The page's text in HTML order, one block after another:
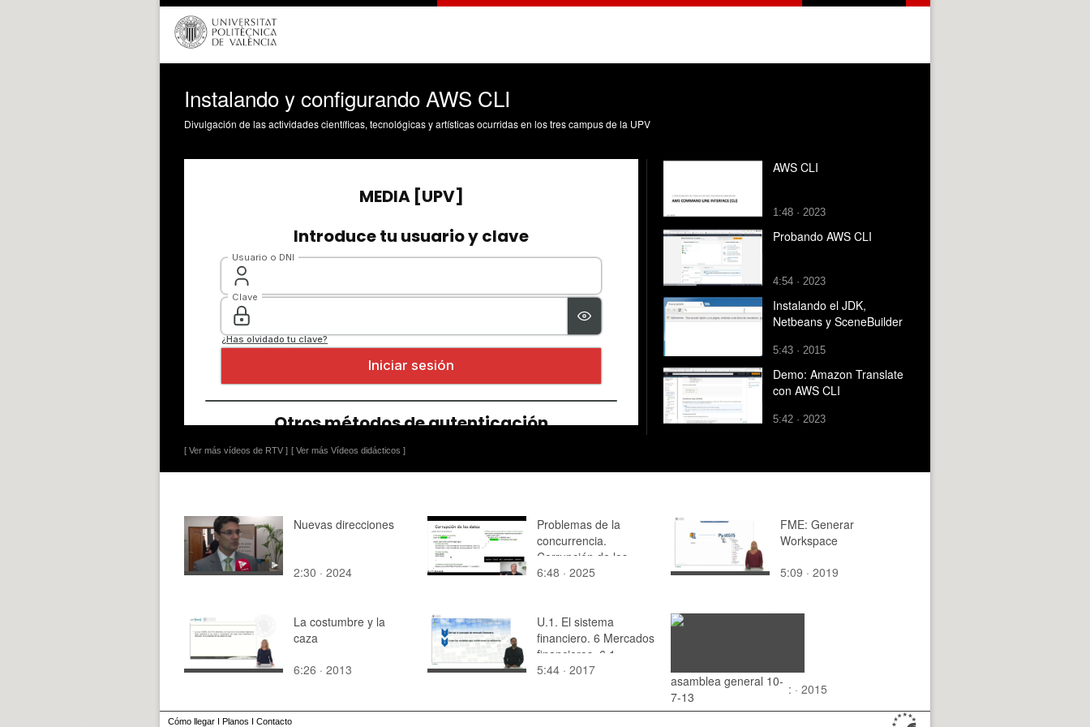
Instalando y configurando AWS CLI
Divulgación de las actividades científicas, tecnológicas y artísticas ocurridas en los tres campus de la UPV
[ Ver más vídeos de RTV ] [ Ver más Vídeos didácticos ]
AWS CLI
1:48 · 2023
Probando AWS CLI
4:54 · 2023
Instalando el JDK,
Netbeans y SceneBuilder
5:43 · 2015
Demo: Amazon Translate
con AWS CLI
5:42 · 2023
Nuevas direcciones
2:30 · 2024
Problemas de la
concurrencia.
Corrupción de los
datos
6:48 · 2025
FME: Generar
Workspace
5:09 · 2019
La costumbre y la
caza
6:26 · 2013
U.1. El sistema
financiero. 6 Mercados
financieros. 6.1.
Definición y
5:44 · 2017
asamblea general 10-
7-13
: · 2015
Cómo llegar I Planos I Contacto